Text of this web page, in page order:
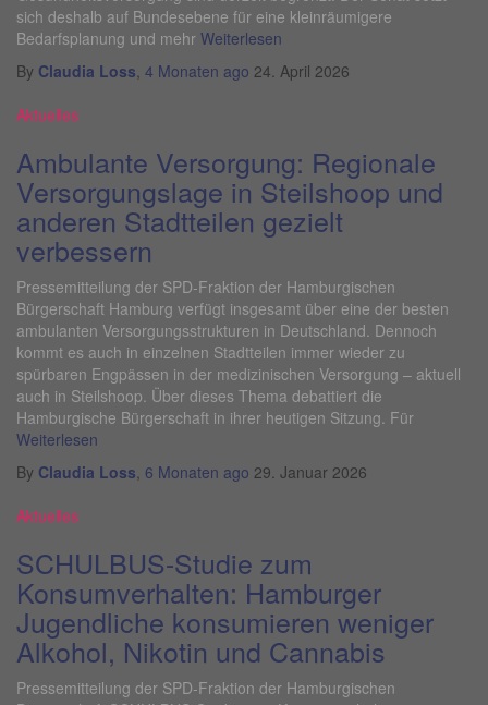
sich deshalb auf Bundesebene für eine kleinräumigere
Bedarfsplanung und mehr Weiterlesen
By Claudia Loss, 4 Monaten ago 24. April 2026
Aktuelles
Ambulante Versorgung: Regionale
Versorgungslage in Steilshoop und
anderen Stadtteilen gezielt
verbessern
Pressemitteilung der SPD-Fraktion der Hamburgischen
Bürgerschaft Hamburg verfügt insgesamt über eine der besten
ambulanten Versorgungsstrukturen in Deutschland. Dennoch
kommt es auch in einzelnen Stadtteilen immer wieder zu
spürbaren Engpässen in der medizinischen Versorgung – aktuell
auch in Steilshoop. Über dieses Thema debattiert die
Hamburgische Bürgerschaft in ihrer heutigen Sitzung. Für
Weiterlesen
By Claudia Loss, 6 Monaten ago 29. Januar 2026
Aktuelles
SCHULBUS-Studie zum
Konsumverhalten: Hamburger
Jugendliche konsumieren weniger
Alkohol, Nikotin und Cannabis
Pressemitteilung der SPD-Fraktion der Hamburgischen